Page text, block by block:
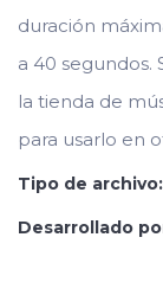
duración
a 40 segundos.
la tienda de
para usarlo en
Tipo de archivo:
Desarrollado